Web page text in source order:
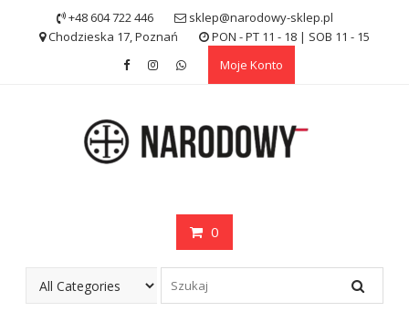
+48 604 722 446
sklep@narodowy-sklep.pl
Chodzieska 17, Poznań
PON - PT 11 - 18 | SOB 11 - 15
Moje Konto
0